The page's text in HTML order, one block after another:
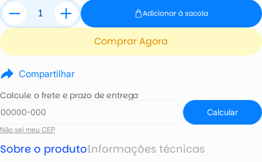
Adicionar à sacola
Comprar Agora
Compartilhar
Calcule o frete e prazo de entrega
Calcular
Não sei meu CEP
Sobre o produtoInformações técnicas